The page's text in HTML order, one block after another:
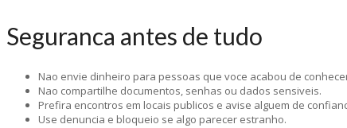
Seguranca antes de tudo
Nao envie dinheiro para pessoas que voce acabou de
Nao compartilhe documentos, senhas ou dados sensiveis.
Prefira encontros em locais publicos e avise alguem de
Use denuncia e bloqueio se algo parecer estranho.